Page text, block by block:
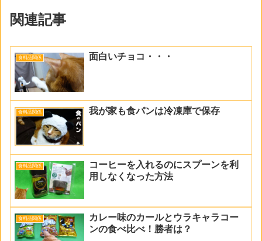
関連記事
食料品関係 面白いチョコ・・・
食料品関係 我が家も食パンは冷凍庫で保存
食料品関係
コーヒーを入れるのにスプーンを利
用しなくなった方法
食料品関係
カレー味のカールとウラキャラコー
ンの食べ比べ！勝者は？